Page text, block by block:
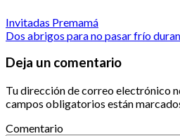
Invitadas Premamá
Dos abrigos para no pasar frío
Deja un comentario
Tu dirección de correo electrónico
campos obligatorios están
Comentario